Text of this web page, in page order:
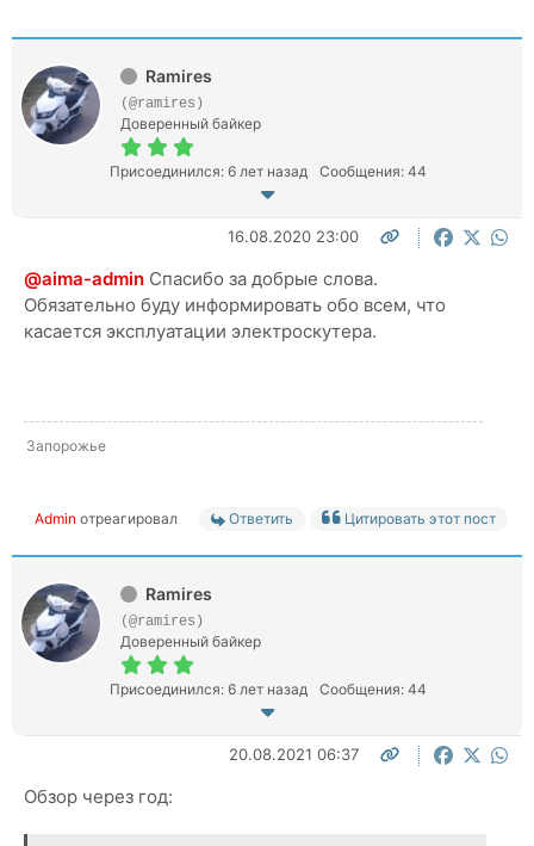
Ramires
(@ramires)
Доверенный байкер
Присоединился: 6 лет назад Сообщения: 44
16.08.2020 23:00
@aima-admin Спасибо за добрые слова.
Обязательно буду информировать обо всем, что
касается эксплуатации электроскутера.
Запорожье
Admin отреагировал Ответить Цитировать этот пост
Ramires
(@ramires)
Доверенный байкер
Присоединился: 6 лет назад Сообщения: 44
20.08.2021 06:37
Обзор через год: